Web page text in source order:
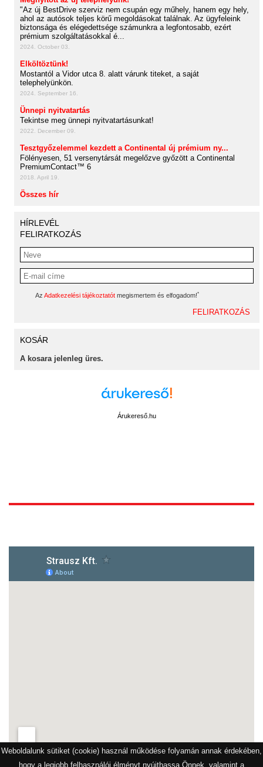
Weboldalunk sütiket (cookie) használ működése folyamán annak érdekében,
hogy a legjobb felhasználói élményt nyújthassa Önnek, valamint a
"Az új BestDrive szerviz nem csupán egy műhely, hanem egy hely,
ahol az autósok teljes körű megoldásokat találnak. Az ügyfeleink
biztonsága és elégedettsége számunkra a legfontosabb, ezért
prémium szolgáltatásokkal é...
2024. October 03.
Elköltöztünk!
Mostantól a Vidor utca 8. alatt várunk titeket, a saját
telephelyünkön.
2024. September 16.
Ünnepi nyitvatartás
Tekintse meg ünnepi nyitvatartásunkat!
2022. December 09.
Tesztgyőzelemmel kezdett a Continental új prémium ny...
Fölényesen, 51 versenytársát megelőzve győzött a Continental
PremiumContact™ 6
2018. April 19.
Összes hír
HÍRLEVÉL
FELIRATKOZÁS
Az Adatkezelési tájékoztatót megismertem és elfogadom!*
KOSÁR
A kosara jelenleg üres.
Árukereső.hu